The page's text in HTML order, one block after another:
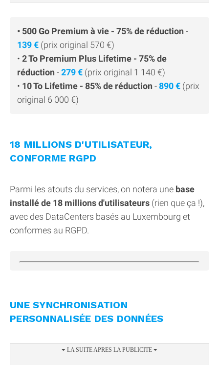
• 500 Go Premium à vie - 75% de réduction -
139 € (prix original 570 €)
• 2 To Premium Plus Lifetime - 75% de
réduction -279 € (prix original 1 140 €)
• 10 To Lifetime - 85% de réduction -890 € (prix
original 6 000 €)
18 MILLIONS D'UTILISATEUR,
CONFORME RGPD
Parmi les atouts du services, on notera une base
installé de 18 millions d'utilisateurs (rien que ça !),
avec des DataCenters basés au Luxembourg et
conformes au RGPD.
UNE SYNCHRONISATION
PERSONNALISÉE DES DONNÉES